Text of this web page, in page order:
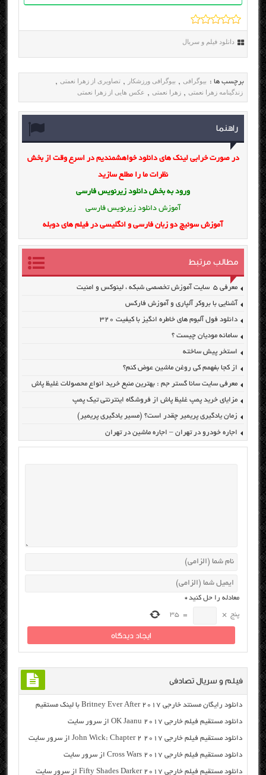
دانلود فیلم و سریال
برچسب ها : بیوگرافی , بیوگرافی ورزشکار , تصاویری از زهرا نعمتی ,
زندگینامه زهرا نعمتی , زهرا نعمتی , عکس هایی از زهرا نعمتی
راهنما
در صورت خرابی لینک های دانلود خواهشمندیم در اسرع وقت از بخش
نظرات ما را مطلع سازید
ورود به بخش دانلود زیرنویس فارسی
آموزش دانلود زیرنویس فارسی
آموزش سوئیچ دو زبان فارسی و انگلیسی در فیلم های دوبله
مطالب مرتبط
معرفی ۵ سایت آموزش تخصصی شبکه ، لینوکس و امنیت
آشنایی با بروکر آلپاری و آموزش فارکس
دانلود فول آلبوم های خاطره انگیز با کیفیت ۳۲۰
سامانه مودیان چیست ؟
استخر پیش ساخته
از کجا بفهمم کی روغن ماشین عوض کنم؟
معرفی سایت سانا گستر جم : بهترین منبع خرید انواع محصولات غلیظ پاش
مزایای خرید پمپ غلیظ پاش از فروشگاه اینترنتی تیک پمپ
زمان یادگیری پریمیر چقدر است؟ (مسیر یادگیری پریمیر)
اجاره خودرو در تهران – اجاره ماشین در تهران
معادله را حل کنید*
پنج ×
=
35
فیلم و سریال تصادفی
دانلود رایگان مسنتد خارجی Britney Ever After 2017 با لینک مستقیم
دانلود مستقیم فیلم خارجی OK Jaanu 2017 از سرور سایت
دانلود مستقیم فیلم خارجی John Wick: Chapter 2 2017 از سرور سایت
دانلود مستقیم فیلم خارجی Cross Wars 2017 از سرور سایت
دانلود مستقیم فیلم خارجی Fifty Shades Darker 2017 از سرور سایت